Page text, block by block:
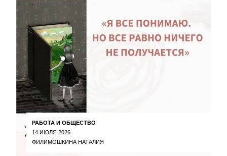
РАБОТА И ОБЩЕСТВО
14 ИЮЛЯ 2026
ФИЛИМОШКИНА НАТАЛИЯ